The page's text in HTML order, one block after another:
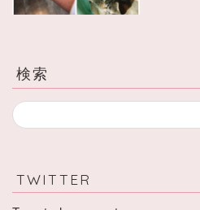
検索
TWITTER